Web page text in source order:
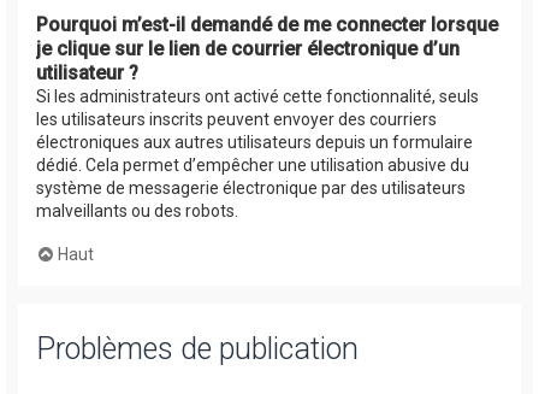
Pourquoi m’est-il demandé de me connecter lorsque
je clique sur le lien de courrier électronique d’un
utilisateur ?
Si les administrateurs ont activé cette fonctionnalité, seuls
les utilisateurs inscrits peuvent envoyer des courriers
électroniques aux autres utilisateurs depuis un formulaire
dédié. Cela permet d’empêcher une utilisation abusive du
système de messagerie électronique par des utilisateurs
malveillants ou des robots.
Haut
Problèmes de publication